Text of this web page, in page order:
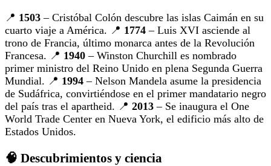
📍 1503 – Cristóbal Colón descubre las islas Caimán en su
cuarto viaje a América. 📍 1774 – Luis XVI asciende al
trono de Francia, último monarca antes de la Revolución
Francesa. 📍 1940 – Winston Churchill es nombrado
primer ministro del Reino Unido en plena Segunda Guerra
Mundial. 📍 1994 – Nelson Mandela asume la presidencia
de Sudáfrica, convirtiéndose en el primer mandatario negro
del país tras el apartheid. 📍 2013 – Se inaugura el One
World Trade Center en Nueva York, el edificio más alto de
Estados Unidos.
🧠 Descubrimientos y ciencia